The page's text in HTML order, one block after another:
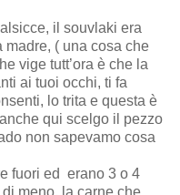
il souvlaki era
madre, ( una cosa che
vige tutt’ora è che la
ai tuoi occhi, ti fa
lo trita e questa è
qui scelgo il pezzo
non sapevamo cosa
fuori ed erano 3 o 4
meno, la carne che